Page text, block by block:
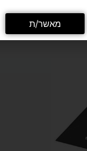
מומלץ בשבילך